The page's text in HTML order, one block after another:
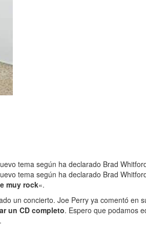
tema según ha declarado Brad
tema según ha declarado Brad
muy rock«.
un concierto. Joe Perry ya comentó
un CD completo. Espero que podamos